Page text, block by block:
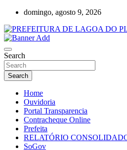
Skip
content
domingo, agosto 9, 2026
PREFEITURA DE
Search
Search
Home
Ouvidoria
Portal Transparencia
Contracheque Online
Prefeita
RELATÓRIO
SoGov